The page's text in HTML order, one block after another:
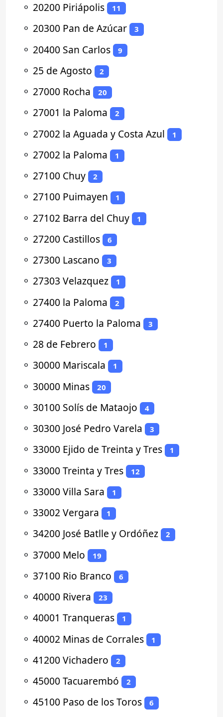
⚬ 20200 Piriápolis 11
⚬ 20300 Pan de Azúcar 3
⚬ 20400 San Carlos 9
⚬ 25 de Agosto 2
⚬ 27000 Rocha 20
⚬ 27001 la Paloma 2
⚬ 27002 la Aguada y Costa Azul 1
⚬ 27002 la Paloma 1
⚬ 27100 Chuy 2
⚬ 27100 Puimayen 1
⚬ 27102 Barra del Chuy 1
⚬ 27200 Castillos 6
⚬ 27300 Lascano 3
⚬ 27303 Velazquez 1
⚬ 27400 la Paloma 2
⚬ 27400 Puerto la Paloma 3
⚬ 28 de Febrero 1
⚬ 30000 Mariscala 1
⚬ 30000 Minas 20
⚬ 30100 Solís de Mataojo 4
⚬ 30300 José Pedro Varela 3
⚬ 33000 Ejido de Treinta y Tres 1
⚬ 33000 Treinta y Tres 12
⚬ 33000 Villa Sara 1
⚬ 33002 Vergara 1
⚬ 34200 José Batlle y Ordóñez 2
⚬ 37000 Melo 19
⚬ 37100 Rio Branco 6
⚬ 40000 Rivera 23
⚬ 40001 Tranqueras 1
⚬ 40002 Minas de Corrales 1
⚬ 41200 Vichadero 2
⚬ 45000 Tacuarembó 2
⚬ 45100 Paso de los Toros 6